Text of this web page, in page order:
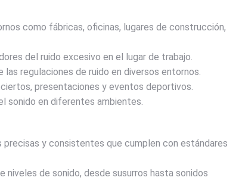
como fábricas, oficinas, lugares de construcción,
del ruido excesivo en el lugar de trabajo.
las regulaciones de ruido en diversos entornos.
presentaciones y eventos deportivos.
sonido en diferentes ambientes.
precisas y consistentes que cumplen con estándares
niveles de sonido, desde susurros hasta sonidos